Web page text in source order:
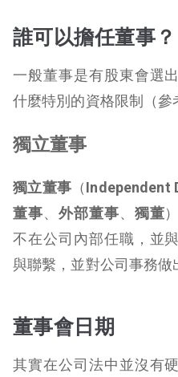
誰可以擔任董事？
一般董事是有股東會選
什麼特別的資格限制（參
獨立董事
獨立董事 （Independent
董事、 外部董事、 獨董
不在公司內部任職，並
與聯繫，並對公司事務做
董事會日期
其實在公司法中並沒有